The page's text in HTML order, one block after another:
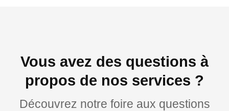
Vous avez des questions à
propos de nos services ?
Découvrez notre foire aux questions